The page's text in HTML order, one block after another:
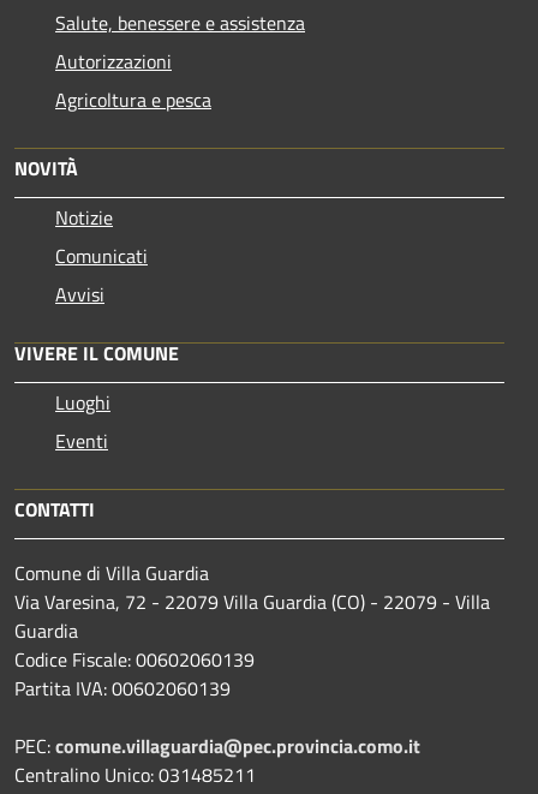
Salute, benessere e assistenza
Autorizzazioni
Agricoltura e pesca
NOVITÀ
Notizie
Comunicati
Avvisi
VIVERE IL COMUNE
Luoghi
Eventi
CONTATTI
Comune di Villa Guardia
Via Varesina, 72 - 22079 Villa Guardia (CO) - 22079 - Villa
Guardia
Codice Fiscale: 00602060139
Partita IVA: 00602060139
PEC:comune.villaguardia@pec.provincia.como.it
Centralino Unico: 031485211